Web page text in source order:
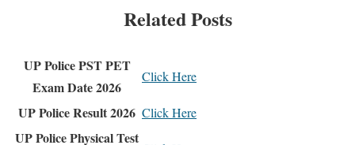
Related Posts
UP Police PST PET
Exam Date 2026
Click Here
UP Police Result 2026 Click Here
UP Police Physical Test